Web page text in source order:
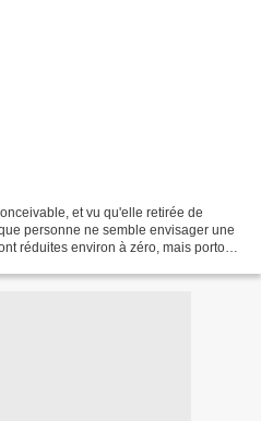
et vu qu'elle retirée de
personne ne semble envisager une
réduites environ à zéro, mais portons